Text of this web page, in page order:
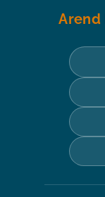
Arend